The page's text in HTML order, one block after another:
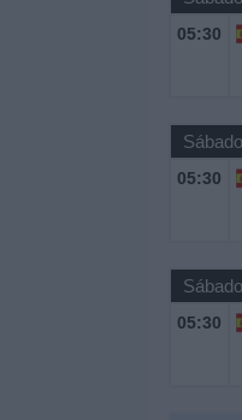
05:30
05:30
05:30